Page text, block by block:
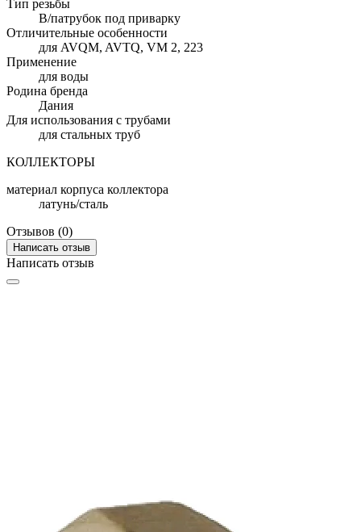
Тип резьбы
В/патрубок под приварку
Отличительные особенности
для AVQM, AVTQ, VM 2, 223
Применение
для воды
Родина бренда
Дания
Для использования с трубами
для стальных труб
КОЛЛЕКТОРЫ
материал корпуса коллектора
латунь/сталь
Отзывов (0)
Написать отзыв
Написать отзыв